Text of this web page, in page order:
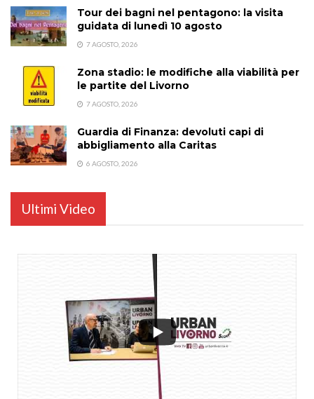
Tour dei bagni nel pentagono: la visita
guidata di lunedì 10 agosto
7 AGOSTO, 2026
Zona stadio: le modifiche alla viabilità per
le partite del Livorno
7 AGOSTO, 2026
Guardia di Finanza: devoluti capi di
abbigliamento alla Caritas
6 AGOSTO, 2026
Ultimi Video